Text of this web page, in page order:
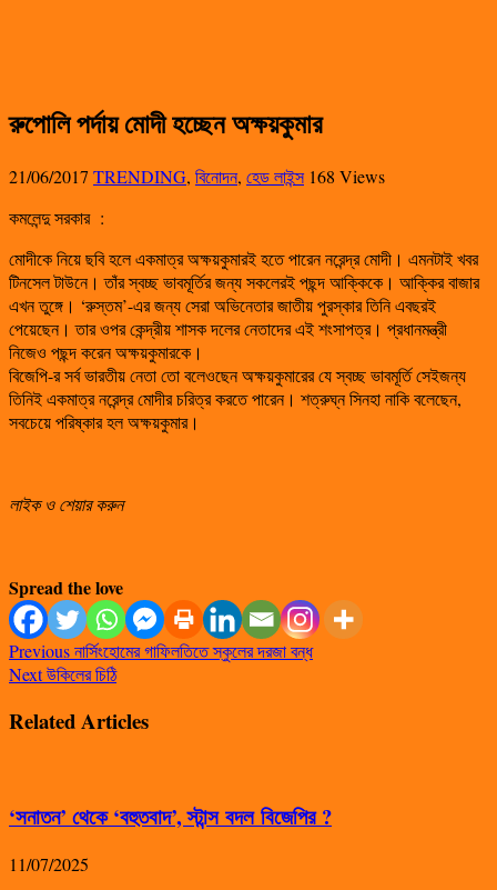
রুপোলি পর্দায় মোদী হচ্ছেন অক্ষয়কুমার
21/06/2017 TRENDING, বিনোদন, হেড লাইন্স 168 Views
কমলেন্দু সরকার :
মোদীকে নিয়ে ছবি হলে একমাত্র অক্ষয়কুমারই হতে পারেন নরেন্দ্র মোদী। এমনটাই খবর
টিনসেল টাউনে। তাঁর স্বচ্ছ ভাবমূর্তির জন্য সকলেরই পছন্দ আক্কিকে। আক্কির বাজার
এখন তুঙ্গে। ‘রুস্তম’-এর জন্য সেরা অভিনেতার জাতীয় পুরস্কার তিনি এবছরই
পেয়েছেন। তার ওপর কেন্দ্রীয় শাসক দলের নেতাদের এই শংসাপত্র। প্রধানমন্ত্রী
নিজেও পছন্দ করেন অক্ষয়কুমারকে।
বিজেপি-র সর্ব ভারতীয় নেতা তো বলেওছেন অক্ষয়কুমারের যে স্বচ্ছ ভাবমূর্তি সেইজন্য
তিনিই একমাত্র নরেন্দ্র মোদীর চরিত্র করতে পারেন। শত্রুঘ্ন সিনহা নাকি বলেছেন,
সবচেয়ে পরিষ্কার হল অক্ষয়কুমার।
লাইক ও শেয়ার করুন
Spread the love
Previousনার্সিংহোমের গাফিলতিতে স্কুলের দরজা বন্ধ
Nextউকিলের চিঠি
Related Articles
‘সনাতন’ থেকে ‘বহুতবাদ’, স্টান্স বদল বিজেপির ?
11/07/2025